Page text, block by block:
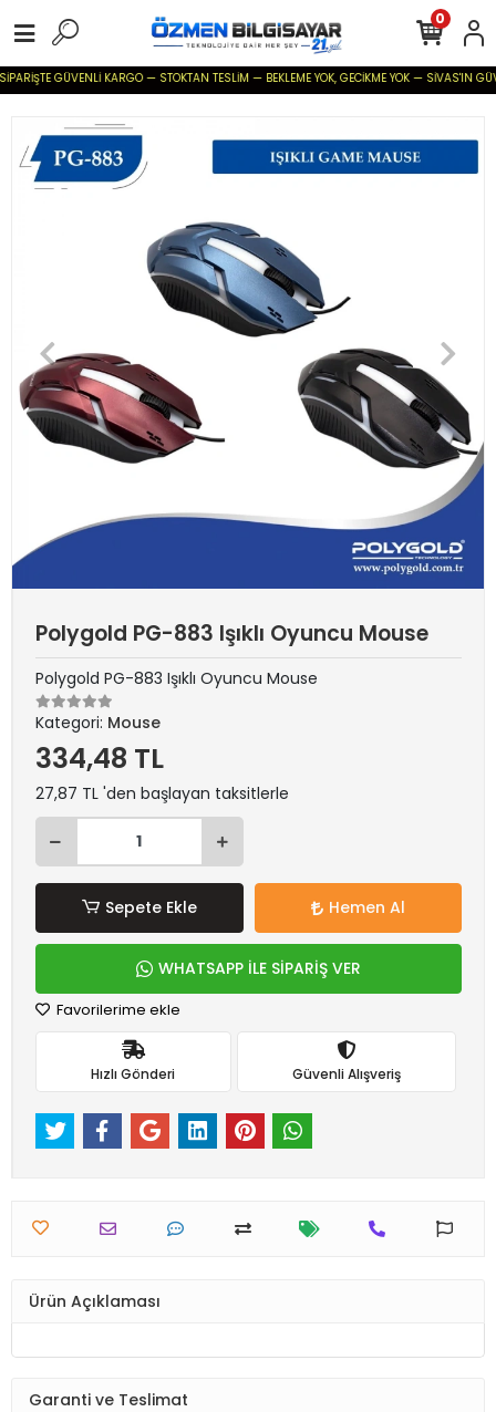
GÜVENLİ KARGO — STOKTAN TESLİM — BEKLEME YOK, GECİKME YOK — SİVAS'IN
0
Polygold PG-883 Işıklı Oyuncu Mouse
Polygold PG-883 Işıklı Oyuncu Mouse
Kategori: Mouse
334,48 TL
27,87 TL 'den başlayan taksitlerle
Sepete Ekle Hemen Al
WHATSAPP İLE SİPARİŞ VER
Favorilerime ekle
Hızlı Gönderi Güvenli Alışveriş
Ürün Açıklaması
Garanti ve Teslimat